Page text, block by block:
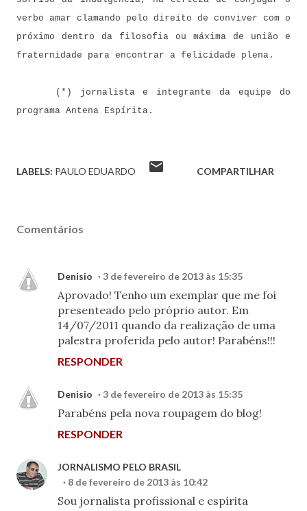
verbo amar clamando pelo direito de conviver com o
próximo dentro da filosofia ou máxima de união e
fraternidade para encontrar a felicidade plena.
(*) jornalista e integrante da equipe do
programa Antena Espírita.
LABELS: PAULO EDUARDO COMPARTILHAR
Comentários
Denisio 3 de fevereiro de 2013 às 15:35
Aprovado! Tenho um exemplar que me foi
presenteado pelo próprio autor. Em
14/07/2011 quando da realização de uma
palestra proferida pelo autor! Parabéns!!!
RESPONDER
Denisio 3 de fevereiro de 2013 às 15:35
Parabéns pela nova roupagem do blog!
RESPONDER
JORNALISMO PELO BRASIL
8 de fevereiro de 2013 às 10:42
Sou jornalista profissional e espírita